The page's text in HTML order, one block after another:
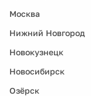
Москва
Нижний Новгород
Новокузнецк
Новосибирск
Озёрск